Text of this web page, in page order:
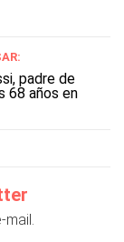
padre de
68 años en
mail.